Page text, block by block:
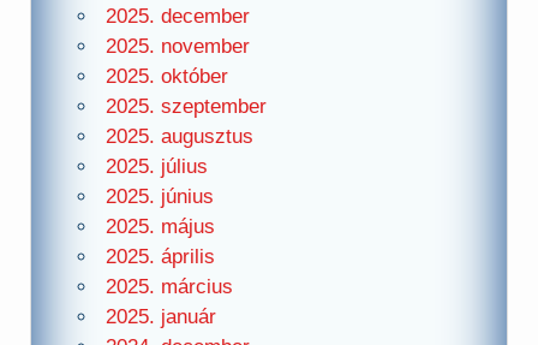
2025. december
2025. november
2025. október
2025. szeptember
2025. augusztus
2025. július
2025. június
2025. május
2025. április
2025. március
2025. január